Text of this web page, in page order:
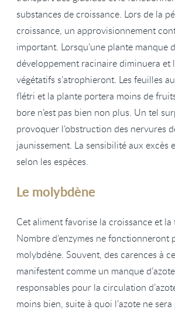
substances de croissance. Lors de la
croissance, un approvisionnement
important. Lorsqu’une plante manque
développement racinaire diminuera et
végétatifs s’atrophieront. Les feuilles
flétri et la plante portera moins de
bore n’est pas bien non plus. Un tel
provoquer l’obstruction des nervures
jaunissement. La sensibilité aux excès
selon les espèces.
Le molybdène
Cet aliment favorise la croissance et la
Nombre d’enzymes ne fonctionneront
molybdène. Souvent, des carences à
manifestent comme un manque
responsables pour la circulation
moins bien, suite à quoi l’azote ne sera